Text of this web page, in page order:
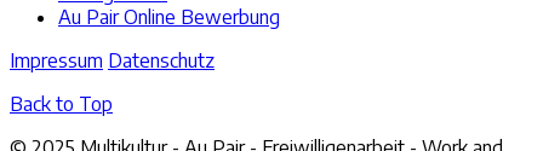
Au Pair Online Bewerbung
Impressum Datenschutz
Back to Top